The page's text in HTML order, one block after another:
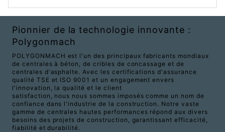
Pionnier de la technologie innovante :
Polygonmach
POLYGONMACH est l'un des principaux fabricants mondiaux
de centrales à béton, de cribles de concassage et de
centrales d'asphalte. Avec les certifications d'assurance
qualité TSE et ISO 9001 et un engagement envers
l'innovation, la qualité et le client
satisfaction, nous nous sommes imposés comme un nom de
confiance dans l'industrie de la construction. Notre vaste
gamme de centrales hautes performances répond aux divers
besoins des projets de construction, garantissant efficacité,
fiabilité et durabilité.